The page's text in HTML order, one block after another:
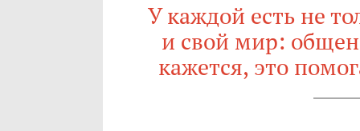
У каждой есть не
и свой мир:
кажется, это